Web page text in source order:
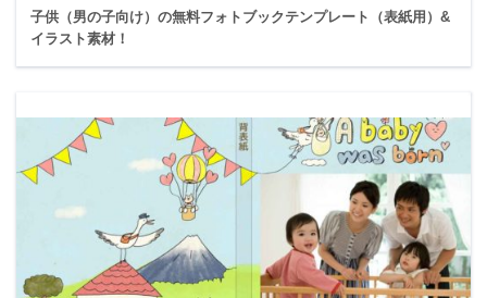
子供（男の子向け）の無料フォトブックテンプレート（表紙用）&
イラスト素材！